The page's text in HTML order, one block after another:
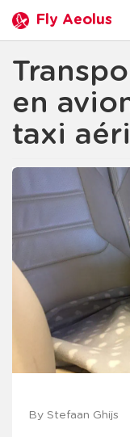
Fly Aeolus
en
taxi
By Stefaan Ghijs